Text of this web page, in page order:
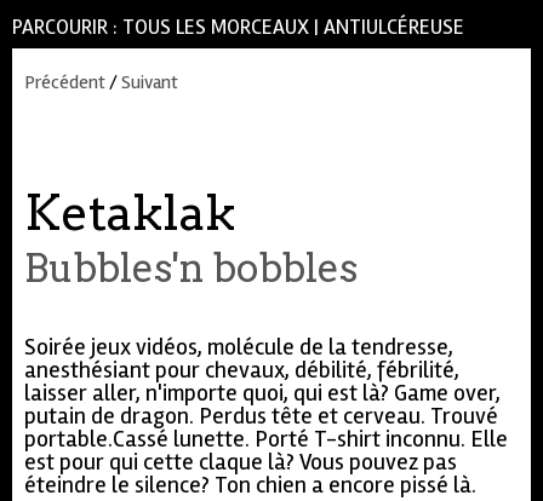
PARCOURIR : TOUS LES MORCEAUX | ANTIULCÉREUSE
Précédent/Suivant
Ketaklak
Bubbles'n bobbles
Soirée jeux vidéos, molécule de la tendresse,
anesthésiant pour chevaux, débilité, fébrilité,
laisser aller, n'importe quoi, qui est là? Game over,
putain de dragon. Perdus tête et cerveau. Trouvé
portable.Cassé lunette. Porté T-shirt inconnu. Elle
est pour qui cette claque là? Vous pouvez pas
éteindre le silence? Ton chien a encore pissé là.